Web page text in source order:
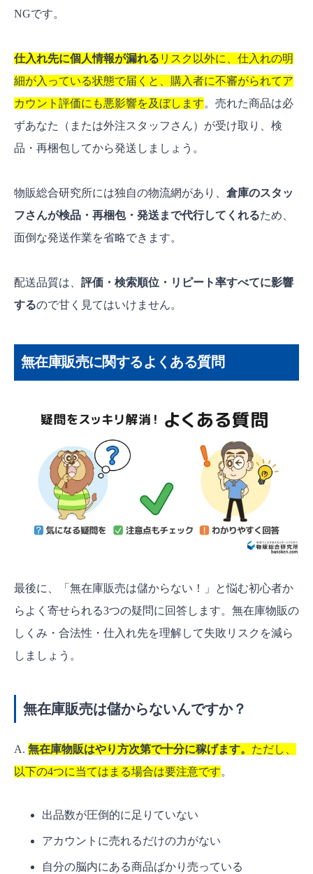
NGです。
仕入れ先に個人情報が漏れる リスク以外に、仕入れの明
細が入っている状態で届くと、購入者に不審がられてア
カウント評価にも悪影響を及ぼします。売れた商品は必
ずあなた（または外注スタッフさん）が受け取り、検
品・再梱包してから発送しましょう。
物販総合研究所には独自の物流網があり、 倉庫のスタッ
フさんが検品・再梱包・発送まで代行してくれるため、
面倒な発送作業を省略できます。
配送品質は、 評価・検索順位・リピート率すべてに影響
するので甘く見てはいけません。
無在庫販売に関するよくある質問
最後に、「無在庫販売は儲からない！」と悩む初心者か
らよく寄せられる3つの疑問に回答します。無在庫物販の
しくみ・合法性・仕入れ先を理解して失敗リスクを減ら
しましょう。
無在庫販売は儲からないんですか？
A. 無在庫物販はやり方次第で十分に稼げます。 ただし、
以下の4つに当てはまる場合は要注意です。
出品数が圧倒的に足りていない
アカウントに売れるだけの力がない
自分の脳内にある商品ばかり売っている